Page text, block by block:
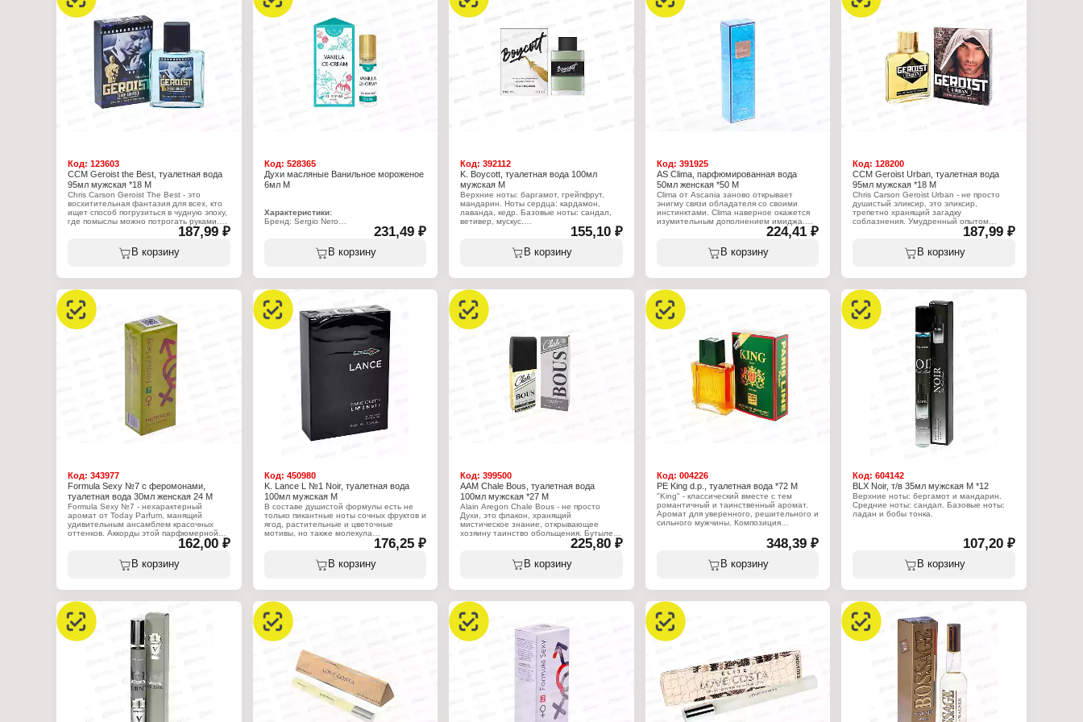
Arno Sorel, подмешанная в образ
владельца, будет не иначе как
последним штрихом, который выводит
черту между победой и крахом.
Характеристики:
Бренд: Arno Sorel
Серия: Shaman
Название: "Sport"
Тип товара: туалетная вода
Назначение: мужская
Объем: 100 мл
Название: "Wiskarik"
Верхние ноты: артемизия, лаванда,
мята, бергамот и кардамон
Ноты сердца: тмин, апельсиновый цвет
Базовые ноты: сандаловое дерево,
бобы тонка, амбра, ваниль и кедр
Объем: 100 мл
Объем: 6 мл
Серия: Formula Sexy
Тип товара: туалетная вода
Вариация: с феромонами
Назначение: женская
Характер аромата: цветочный,
Верхние ноты: яблоко, белый кедр,
колокольчик, сицилийский лимон
Нота сердца: белая роза, бамбук,
Базовые ноты: амбра, мускус, белый
Код: 123603
CCM Geroist the Best, туалетная вода
95мл мужская *18 М
Chris Carson Geroist The Best - это
восхитительная фантазия для всех, кто
ищет способ погрузиться в чудную эпоху,
где помыслы можно потрогать руками.
Подобно благоухающему облаку, Geroist
The Best будет радовать своего
почитателя во всяком начинании. Морс
Тип товара: туалетная вода
Назначение: мужская
Название: "The Best"
Верхние ноты: морские ноты,
альдегиды, апельсин, мандарин
Ноты сердца: перец, кедр, нероли
Базовые ноты: мускус, ветивер, бобы
187,99 ₽
В корзину
Код: 528365
Духи масляные Ванильное мороженое
6мл М
Характеристики:
Бренд: Sergio Nero
Вариация: масляные
Назначение: женские
Базовые ноты: ваниль, белый мускус
Объем: 6 мл
231,49 ₽
В корзину
Код:392112
K. Boycott, туалетная вода 100мл
мужская М
Верхние ноты: баргамот, грейпфрут,
мандарин. Ноты сердца: кардамон,
лаванда, кедр. Базовые ноты: сандал,
ветивер, мускус.
Производитель: KPK Parfum
Тип товара: туалетная вода
155,10 ₽
В корзину
Код: 391925
AS Clima, парфюмированная вода
50мл женская *50 М
Clima от Ascania заново открывает
энигму связи обладателя со своими
инстинктами. Clima наверное окажется
изумительным дополнением имиджа.
Фиалка, жасмин, ландыш, персик, роза и
бергамот - кирпичики притягательной
музыки, обогащающей вершину этих
Тип товара: парфюмерная вода
Назначение: женская
Название: "Clima"
Верхние ноты: роза, бергамот, персик,
нарцисс, ландыш
Ноты сердца: альдегиды, тубероза,
Базовые ноты: мускус, бобы тонка,
Объем: 50 мл
224,41 ₽
В корзину
Код:128200
CCM Geroist Urban, туалетная вода
95мл мужская *18 М
Chris Carson Geroist Urban - не просто
душистый эликсир, это эликсир,
трепетно хранящий загадку
соблазнения. Умудренный опытом
лоялист отыщет в этой композиции
отражение незабываемого стиля.
Головными нотами данных духов
являются бергамот, лимон, нероли,
Серия: Geroist
Тип товара: туалетная вода
Назначение: мужская
Название: "Urban"
Верхние ноты: бергамот, лимон,
нероли, розмарин, ананас
Ноты сердца: жасмин, кориандр,
Базовые ноты: мускус, сандал, кедр,
бобы тонка, дубовый мох, кардамон
187,99 ₽
В корзину
Код: 343977
Formula Sexy №7 с феромонами,
туалетная вода 30мл женская 24 М
Formula Sexy №7 - нехарактерный
аромат от Today Parfum, манящий
удивительным ансамблем красочных
оттенков. Аккорды этой парфюмерной
воды объединятся в незабываемую
мелодию в сердцах прохожих.
Притягательная формула описываемого
аромата покорит чувства даже
Бренд: Today Parfum
Серия: Formula Sexy
Тип товара: туалетная вода
Вариация: с феромонами
Назначение: женская
Характер аромата: цветочный,
Верхние ноты: вишня, малина,
Нота сердца: маршмеллоу, ваниль,
Базовые ноты: сандал, мускус, белая
162,00 ₽
В корзину
Код: 450980
K. Lance L №1 Noir, туалетная вода
100мл мужская М
В составе душистой формулы есть не
только пикантные ноты сочных фруктов и
ягод, растительные и цветочные
мотивы, но также молекула
циклодекстрин, которая активирует и
захватывает частицы аромата, увлажняя
кожу. Благодаря ней аромат LANCE L
№1 NOIR усилива
Серия: Lance L №1
Тип товара: туалетная вода
Назначение: мужская
Название: "Noir"
Объем: 100 мл
176,25 ₽
В корзину
Код:399500
AAM Chale Bous, туалетная вода
100мл мужская *27 М
Alain Aregon Chale Bous - не просто
Духи, это флакон, хранящий
мистическое знание, открывающее
хозяину таинство обольщения. Бутылек
Chale Bous от Alain Aregon вполне
возможно может быть значимым
атрибутом искушенного почитателя.
Флакончик описываемых духо
Серия: Chale
Тип товара: туалетная вода
Назначение: мужская
Название: "Bous"
Верхние ноты: яблоко и цитрусовые
Ноты сердца: герань, корица, гвоздика
Базовые ноты: сандал, ветивер, кедр,
олива, янтарь, мускус
225,80 ₽
В корзину
Код: 004226
PE King d.p., туалетная вода *72 М
"King" - классический вместе с тем
романтичный и таинственный аромат.
Аромат для уверенного, решительного и
сильного мужчины. Композиция
сандаловых нот. Подойдёт для
использования, как в дневное время, так
Назначение: мужская
Название: "King"
Объем: 100 мл
348,39 ₽
В корзину
Код:604142
BLX Noir, т/в 35мл мужская М *12
Верхние ноты: бергамот и мандарин.
Средние ноты: сандал. Базовые ноты:
ладан и бобы тонка.
Назначение: мужская
Название: "Noir"
107,20 ₽
В корзину